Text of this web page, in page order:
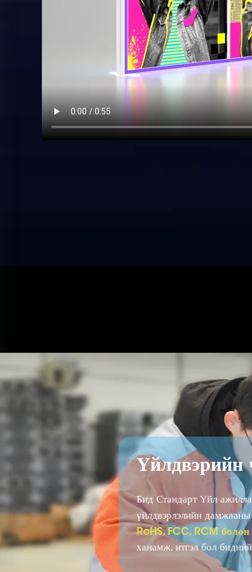
Үйлдвэрийн
Бид Стандарт Үйл
үйлдвэрлэлийн
RoHS, FCC, RCM болон
ханамж, итгэл бол